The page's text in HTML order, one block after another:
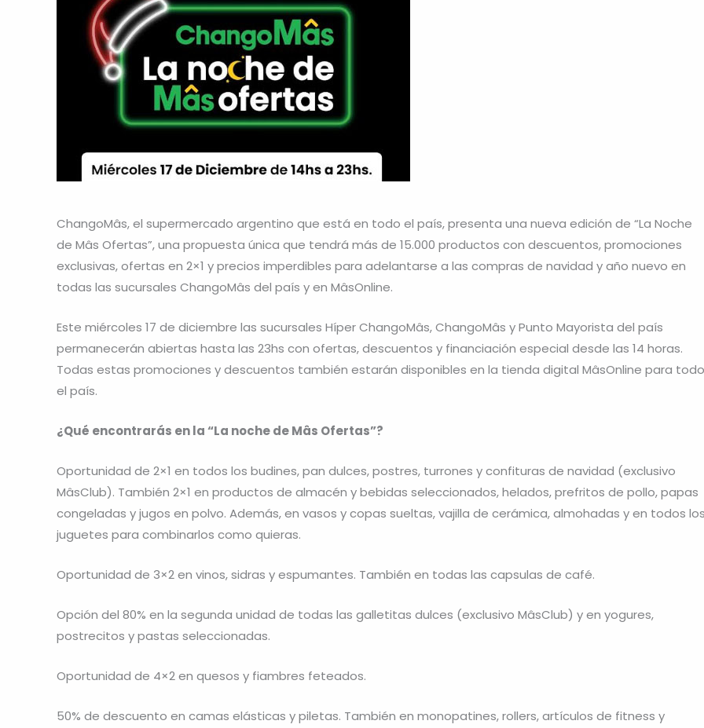
ChangoMâs, el supermercado argentino que está en todo el país, presenta una nueva edición de “La Noche
de Mâs Ofertas”, una propuesta única que tendrá más de 15.000 productos con descuentos, promociones
exclusivas, ofertas en 2×1 y precios imperdibles para adelantarse a las compras de navidad y año nuevo en
todas las sucursales ChangoMâs del país y en MâsOnline.
Este miércoles 17 de diciembre las sucursales Híper ChangoMâs, ChangoMâs y Punto Mayorista del país
permanecerán abiertas hasta las 23hs con ofertas, descuentos y financiación especial desde las 14 horas.
Todas estas promociones y descuentos también estarán disponibles en la tienda digital MâsOnline para todo
el país.
¿Qué encontrarás en la “La noche de Mâs Ofertas”?
Oportunidad de 2×1 en todos los budines, pan dulces, postres, turrones y confituras de navidad (exclusivo
MâsClub). También 2×1 en productos de almacén y bebidas seleccionados, helados, prefritos de pollo, papas
congeladas y jugos en polvo. Además, en vasos y copas sueltas, vajilla de cerámica, almohadas y en todos
juguetes para combinarlos como quieras.
Oportunidad de 3×2 en vinos, sidras y espumantes. También en todas las capsulas de café.
Opción del 80% en la segunda unidad de todas las galletitas dulces (exclusivo MâsClub) y en yogures,
postrecitos y pastas seleccionadas.
Oportunidad de 4×2 en quesos y fiambres feteados.
50% de descuento en camas elásticas y piletas. También en monopatines, rollers, artículos de fitness y